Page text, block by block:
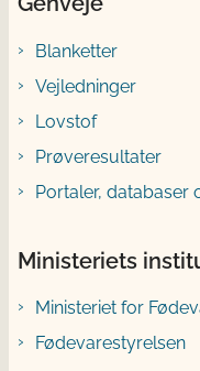
Blanketter
Vejledninger
Lovstof
Prøveresultater
Portaler, databaser
Ministeriets
Ministeriet for
Fødevarestyrelsen